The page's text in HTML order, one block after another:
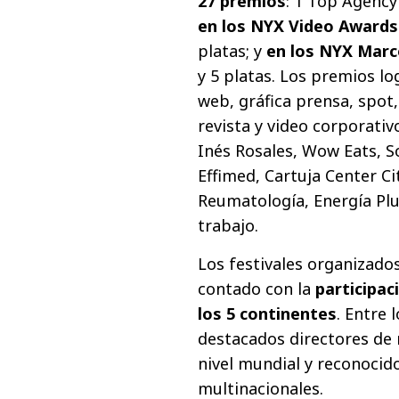
en los NYX Video
platas; y en los NYX
y 5 platas. Los premios
web, gráfica prensa,
revista y video
Inés Rosales, Wow Eats,
Effimed, Cartuja Center
Reumatología, Energía
trabajo.
Los festivales
contado con la
los 5 continentes. Entre
destacados directores
nivel mundial y
multinacionales.